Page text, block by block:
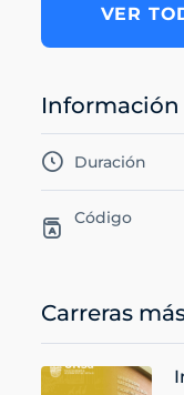
VER
Información
Duración
Código
Carreras